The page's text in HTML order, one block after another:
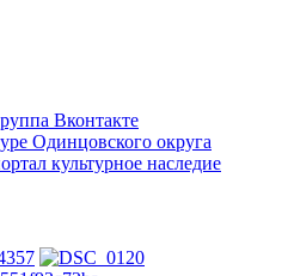
Вконтакте
Одинцовского округа
культурное наследие